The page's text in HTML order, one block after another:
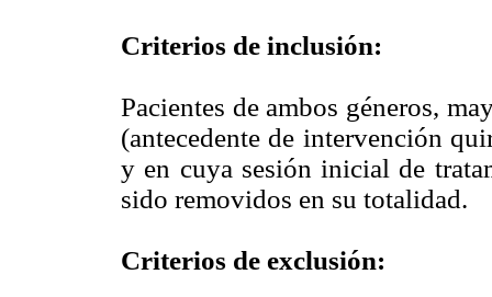
Criterios de inclusión:
Pacientes de ambos géneros,
(antecedente de intervención
y en cuya sesión inicial de
sido removidos en su totalidad.
Criterios de exclusión: